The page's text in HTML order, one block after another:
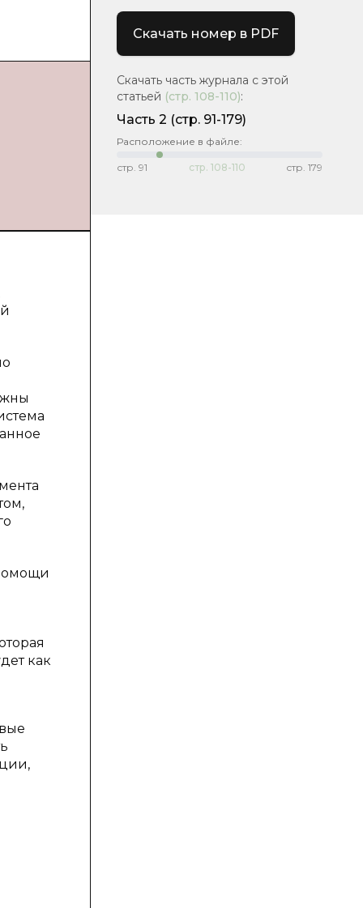
как
Скачать номер в PDF
Скачать часть журнала с этой
статьей (стр. 108-110):
Часть 2 (стр. 91-179)
Расположение в файле:
стр. 91 стр. 108-110 стр. 179